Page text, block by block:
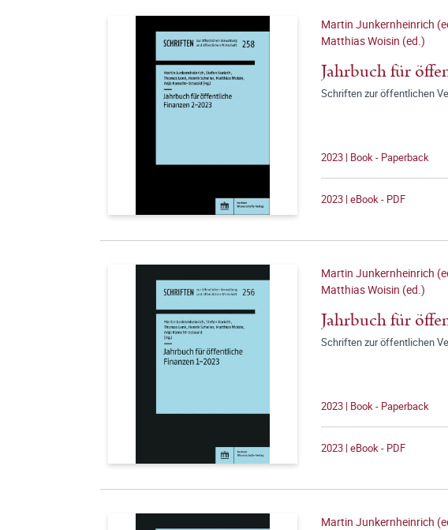
Martin Junkernheinrich
Matthias Woisin (ed.)
Jahrbuch für
Schriften zur öffentlichen
2023 | Book - Paperback
2023 | eBook - PDF
Martin Junkernheinrich
Matthias Woisin (ed.)
Jahrbuch für
Schriften zur öffentlichen
2023 | Book - Paperback
2023 | eBook - PDF
Martin Junkernheinrich